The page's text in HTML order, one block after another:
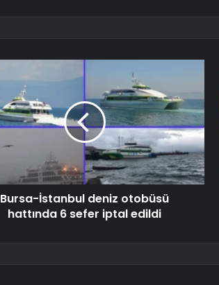
Bursa-İstanbul deniz otobüsü
hattında 6 sefer iptal edildi